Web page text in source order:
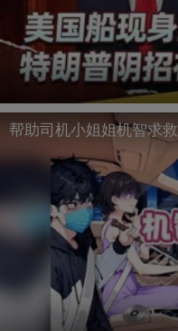
帮助司机小姐姐机智求